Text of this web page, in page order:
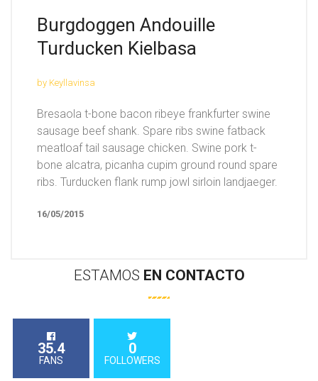
Burgdoggen Andouille
Turducken Kielbasa
by Keyllavinsa
Bresaola t-bone bacon ribeye frankfurter swine
sausage beef shank. Spare ribs swine fatback
meatloaf tail sausage chicken. Swine pork t-
bone alcatra, picanha cupim ground round spare
ribs. Turducken flank rump jowl sirloin landjaeger.
16/05/2015
ESTAMOS EN CONTACTO
35.4
FANS
0
FOLLOWERS